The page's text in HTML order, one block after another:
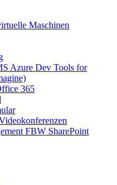
Maschinen
Azure Dev Tools for
365
FBW SharePoint